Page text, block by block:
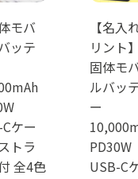
モバ
ッテ
ケー
トラ
全4色
【名入
リント
固体モ
ルバッ
ー
PD30W
USB-C